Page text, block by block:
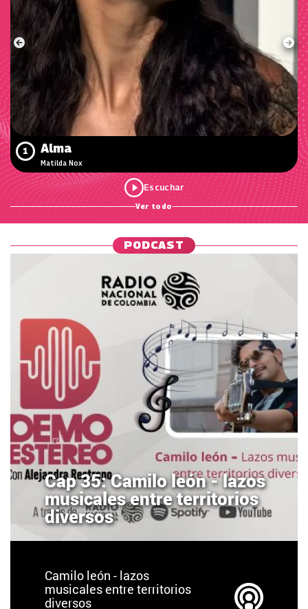
1
Matilda Nox
Alma
Ver todo
PODCAST
Cap 35: Camilo león - lazos
musicales entre territorios
diversos
Camilo león - lazos
musicales entre territorios
diversos